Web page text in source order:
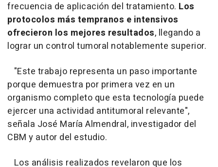
frecuencia de aplicación del tratamiento. Los
protocolos más tempranos e intensivos
ofrecieron los mejores resultados, llegando a
lograr un control tumoral notablemente superior.
"Este trabajo representa un paso importante
porque demuestra por primera vez en un
organismo completo que esta tecnología puede
ejercer una actividad antitumoral relevante",
señala José María Almendral, investigador del
CBM y autor del estudio.
Los análisis realizados revelaron que los